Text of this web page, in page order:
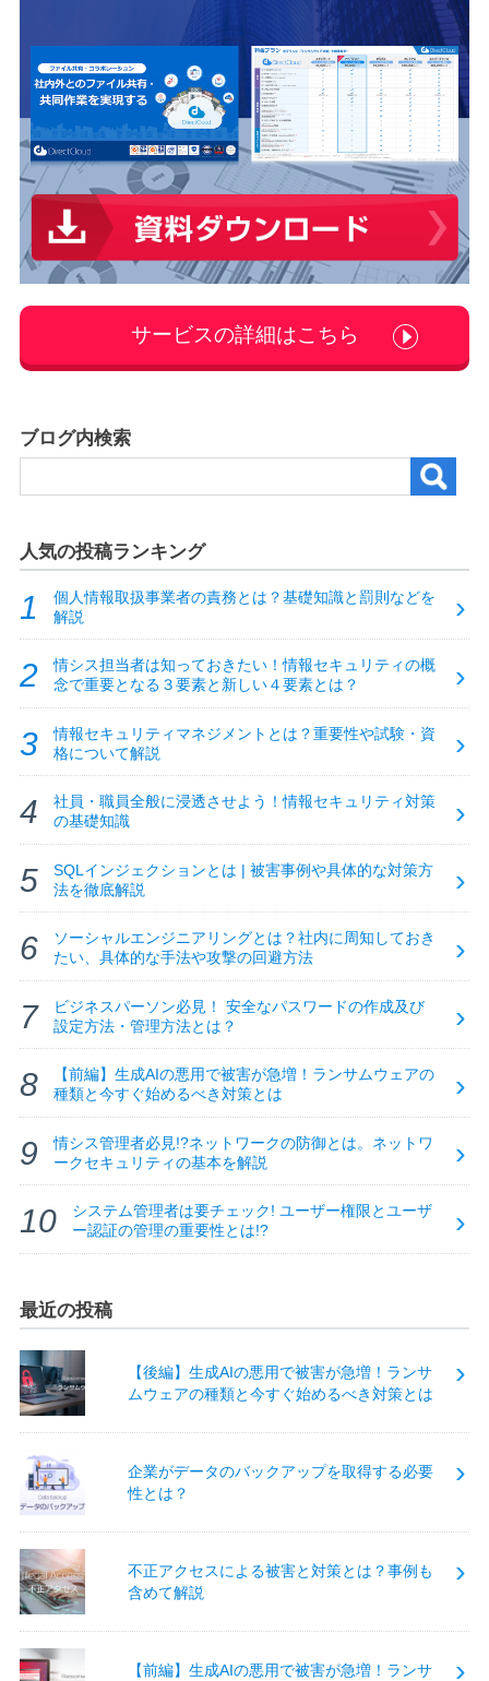
サービスの詳細はこちら
ブログ内検索
人気の投稿ランキング
個人情報取扱事業者の責務とは？基礎知識と罰則などを
解説
情シス担当者は知っておきたい！情報セキュリティの概
念で重要となる３要素と新しい４要素とは？
情報セキュリティマネジメントとは？重要性や試験・資
格について解説
社員・職員全般に浸透させよう！情報セキュリティ対策
の基礎知識
SQLインジェクションとは | 被害事例や具体的な対策方
法を徹底解説
ソーシャルエンジニアリングとは？社内に周知しておき
たい、具体的な手法や攻撃の回避方法
ビジネスパーソン必見！ 安全なパスワードの作成及び
設定方法・管理方法とは？
【前編】生成AIの悪用で被害が急増！ランサムウェアの
種類と今すぐ始めるべき対策とは
情シス管理者必見!?ネットワークの防御とは。ネットワ
ークセキュリティの基本を解説
システム管理者は要チェック! ユーザー権限とユーザ
ー認証の管理の重要性とは!?
最近の投稿
【後編】生成AIの悪用で被害が急増！ランサ
ムウェアの種類と今すぐ始めるべき対策とは
企業がデータのバックアップを取得する必要
性とは？
不正アクセスによる被害と対策とは？事例も
含めて解説
【前編】生成AIの悪用で被害が急増！ランサ